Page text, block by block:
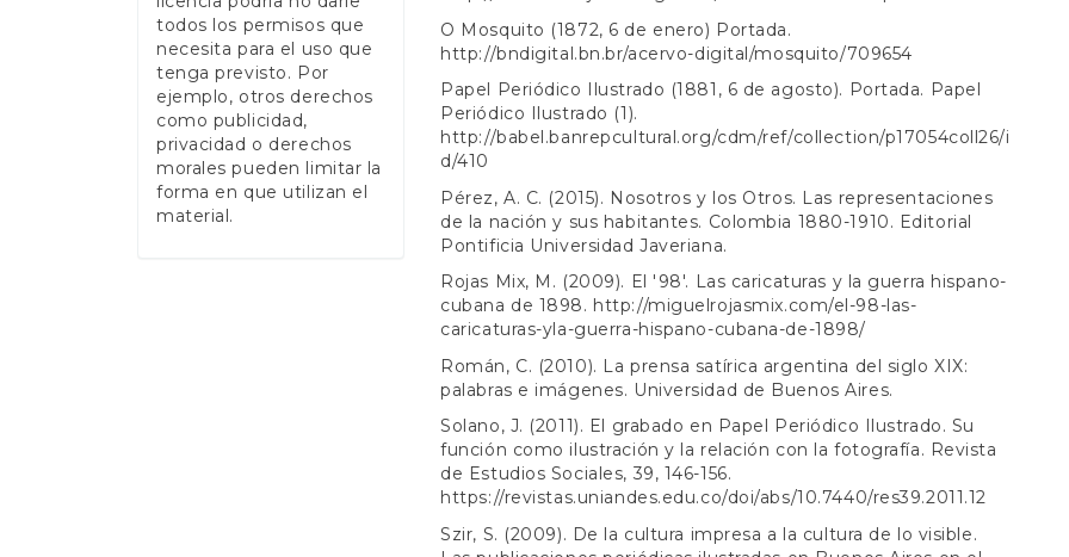
todos los permisos que
necesita para el uso que
tenga previsto. Por
ejemplo, otros derechos
como publicidad,
privacidad o derechos
morales pueden limitar la
forma en que utilizan el
material.
O Mosquito (1872, 6 de enero) Portada.
http://bndigital.bn.br/acervo-digital/mosquito/709654
Papel Periódico Ilustrado (1881, 6 de agosto). Portada. Papel
Periódico Ilustrado (1).
http://babel.banrepcultural.org/cdm/ref/collection/p17054coll26/i
d/410
Pérez, A. C. (2015). Nosotros y los Otros. Las representaciones
de la nación y sus habitantes. Colombia 1880-1910. Editorial
Pontificia Universidad Javeriana.
Rojas Mix, M. (2009). El '98'. Las caricaturas y la guerra hispano-
cubana de 1898. http://miguelrojasmix.com/el-98-las-
caricaturas-yla-guerra-hispano-cubana-de-1898/
Román, C. (2010). La prensa satírica argentina del siglo XIX:
palabras e imágenes. Universidad de Buenos Aires.
Solano, J. (2011). El grabado en Papel Periódico Ilustrado. Su
función como ilustración y la relación con la fotografía. Revista
de Estudios Sociales, 39, 146-156.
https://revistas.uniandes.edu.co/doi/abs/10.7440/res39.2011.12
Szir, S. (2009). De la cultura impresa a la cultura de lo visible.